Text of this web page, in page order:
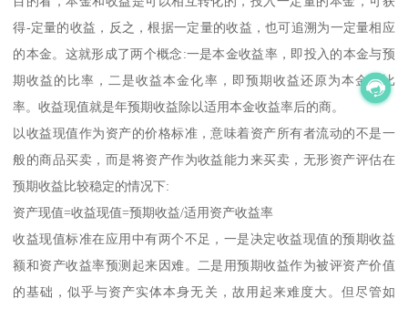
得-定量的收益，反之，根据一定量的收益，也可追溯为一定量相应
的本金。这就形成了两个概念:一是本金收益率，即投入的本金与预
期收益的比率，二是收益本金化率，即预期收益还原为本金的比
率。收益现值就是年预期收益除以适用本金收益率后的商。
以收益现值作为资产的价格标准，意味着资产所有者流动的不是一
般的商品买卖，而是将资产作为收益能力来买卖，无形资产评估在
预期收益比较稳定的情况下:
资产现值=收益现值=预期收益/适用资产收益率
收益现值标准在应用中有两个不足，一是决定收益现值的预期收益
额和资产收益率预测起来因难。二是用预期收益作为被评资产价值
的基础，似乎与资产实体本身无关，故用起来难度大。但尽管如